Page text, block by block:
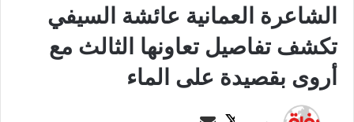
الشاعرة العمانية عائشة السيفي
تكشف تفاصيل تعاونها الثالث مع
أروى بقصيدة على الماء